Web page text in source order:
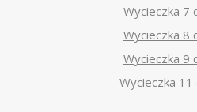
Wycieczka 7
Wycieczka 8
Wycieczka 9
Wycieczka 11